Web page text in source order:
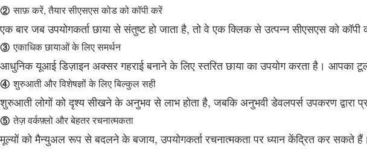
② साफ़ करें, तैयार सीएसएस कोड को कॉपी करें
एक बार जब उपयोगकर्ता छाया से संतुष्ट हो जाता है, तो वे एक क्लिक से उत्पन्न सीएसएस को
③ एकाधिक छायाओं के लिए समर्थन
आधुनिक यूआई डिज़ाइन अक्सर गहराई बनाने के लिए स्तरित छाया का उपयोग करता है। आपका
④ शुरुआती और विशेषज्ञों के लिए बिल्कुल सही
शुरुआती लोगों को दृश्य सीखने के अनुभव से लाभ होता है, जबकि अनुभवी डेवलपर्स उपकरण द्वारा
⑤ तेज़ वर्कफ़्लो और बेहतर रचनात्मकता
मूल्यों को मैन्युअल रूप से बदलने के बजाय, उपयोगकर्ता रचनात्मकता पर ध्यान केंद्रित कर सकते